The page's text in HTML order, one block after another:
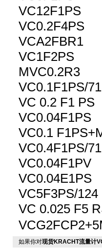
VC12F1PS
VC0.2F4PS
VCA2FBR1
VC1F2PS
MVC0.2R3
VC0.1F1PS/71
VC 0.2 F1 PS
VC0.04F1PS
VC0.1
VC0.4F1PS/71
VC0.04F1PV
VC0.04E1PS
VC5F3PS/124
VC 0.025 F5
如果你对现货KRACHT流量计